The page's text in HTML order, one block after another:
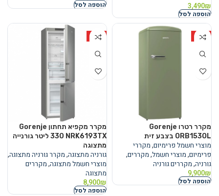
3,490₪
הוספה לסל
הוספה לסל
HOT
מקרר ‏רטרו Gorenje
ORB153OL בצבע זית
מוצרי חשמל פרימיום,מקררי
פרימיום,מוצרי חשמל,מקררים,
גורניה,מקררים גורניה
9,900₪
הוספה לסל
HOT
מקרר ‏מקפיא תחתון Gorenje
NRK6193TX ‏330 ‏ליטר גורנייה
מתצוגה
גורניה מתצוגה,מקרר גורניה מתצוגה,
מוצרי חשמל מתצוגה,מקררים
מתצוגה
8,900₪
הוספה לסל